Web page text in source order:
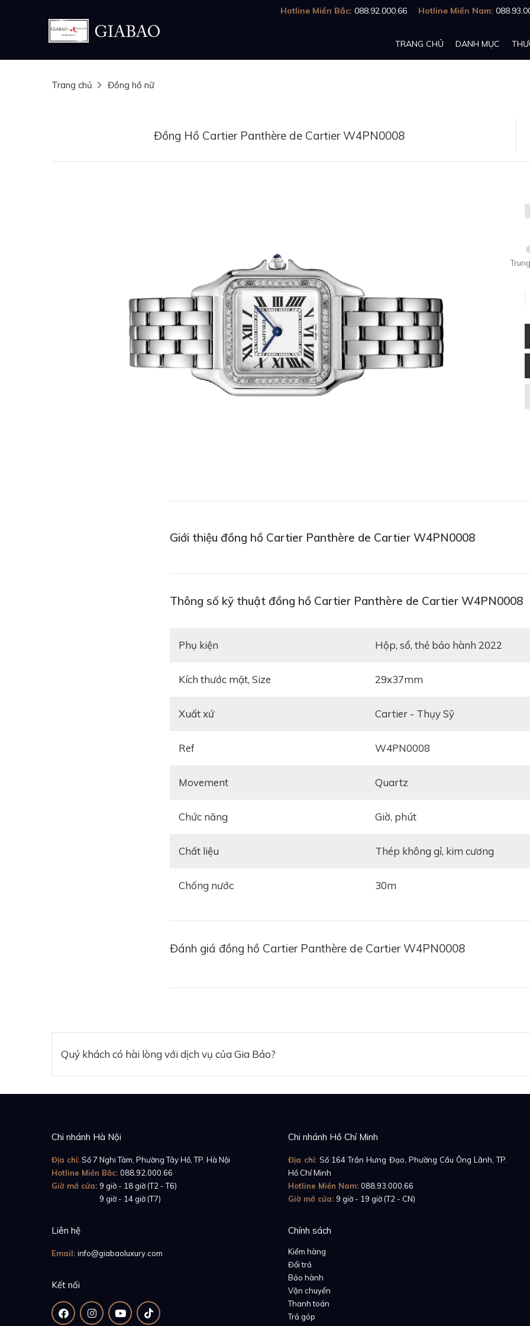
Hotline Miền Bắc: 088.92.000.66 Hotline Miền Nam:
TRANG CHỦ DANH MỤC
Trang chủ Đồng hồ nữ
Đồng Hồ Cartier Panthère de Cartier W4PN0008
Giới thiệu đồng hồ Cartier Panthère de Cartier W4PN0008
Thông số kỹ thuật đồng hồ Cartier Panthère de Cartier W4PN0008
Phụ kiện hộp, sổ, thẻ bảo hành 2022
Kích thước mặt, Size 29x37mm
Xuất xứ Cartier - Thụy Sỹ
Ref W4PN0008
Movement Quartz
Chức năng giờ, phút
Chất liệu thép không gỉ, kim cương
Chống nước 30m
Đánh giá đồng hồ Cartier Panthère de Cartier W4PN0008
Quý khách có hài lòng với dịch vụ của Gia Bảo?
Chi nhánh Hà Nội
Địa chỉ: Số 7 Nghi Tàm, Phường Tây Hồ, TP. Hà Nội
Hotline Miền Bắc: 088.92.000.66
Giờ mở cửa: 9 giờ - 18 giờ (T2 - T6)
9 giờ - 14 giờ (T7)
Chi nhánh Hồ Chí Minh
Địa chỉ:Số 164 Trần Hưng Đạo, Phường Cầu Ông Lãnh, TP.
Hồ Chí Minh
Hotline Miền Nam: 088.93.000.66
Giờ mở cửa: 9 giờ - 19 giờ (T2 - CN)
Liên hệ
Email: info@giabaoluxury.com
Kết nối
Chính sách
Kiểm hàng
Đổi trả
Bảo hành
Vận chuyển
Thanh toán
Trả góp